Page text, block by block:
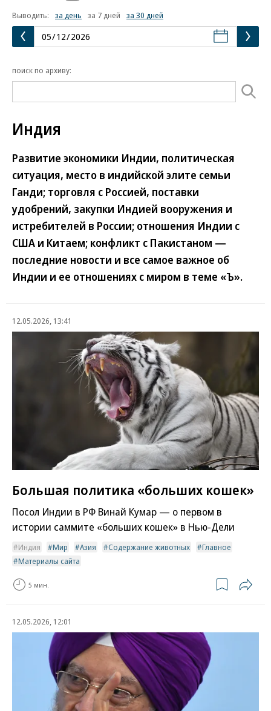
Выводить:
за день за 7 дней за 30 дней
поиск по архиву:
Индия
Развитие экономики Индии, политическая
ситуация, место в индийской элите семьи
Ганди; торговля с Россией, поставки
удобрений, закупки Индией вооружения и
истребителей в России; отношения Индии с
США и Китаем; конфликт с Пакистаном —
последние новости и все самое важное об
Индии и ее отношениях с миром в теме «Ъ».
12.05.2026, 13:41
Большая политика «больших кошек»
Посол Индии в РФ Винай Кумар — о первом в
истории саммите «больших кошек» в Нью-Дели
Индия Мир Азия Содержание животных
Главное
Материалы сайта
5 мин.
12.05.2026, 12:01